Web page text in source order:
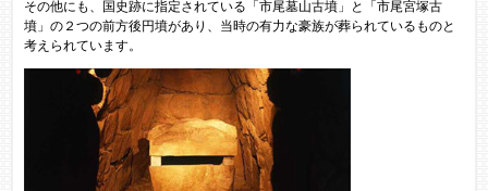
その他にも、国史跡に指定されている「市尾墓山古墳」と「市尾宮塚古
墳」の２つの前方後円墳があり、当時の有力な豪族が葬られているものと
考えられています。